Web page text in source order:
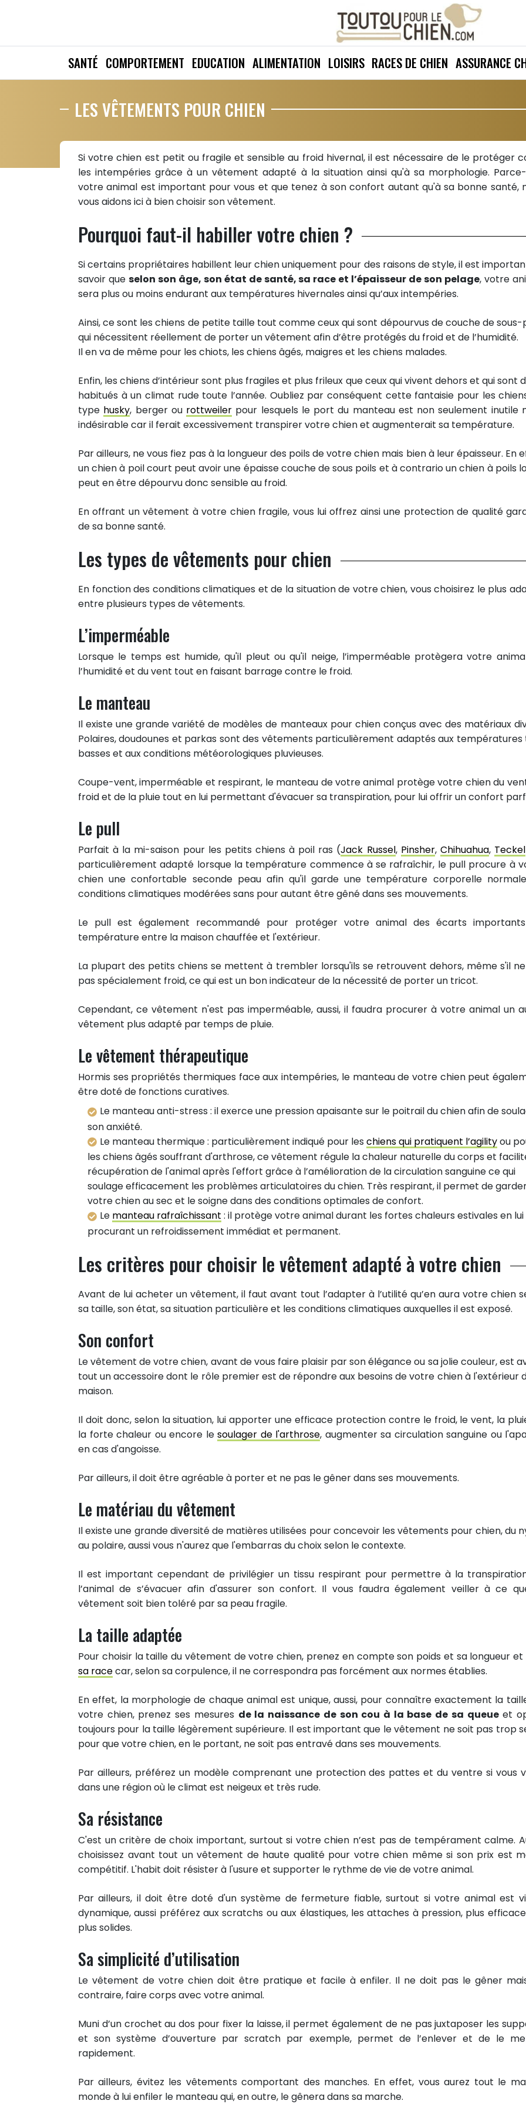
SANTÉ COMPORTEMENT EDUCATION ALIMENTATION LOISIRS RACES DE CHIEN ASSURANCE
LES VÊTEMENTS POUR CHIEN
Partager sur facebook
Partager sur Twitter
Epingler sur Pinterest
Si votre chien est petit ou fragile et sensible au froid hivernal, il est nécessaire de le protéger
les intempéries grâce à un vêtement adapté à la situation ainsi qu'à sa morphologie.
votre animal est important pour vous et que tenez à son confort autant qu'à sa bonne santé,
vous aidons ici à bien choisir son vêtement.
Pourquoi faut-il habiller votre chien ?
Si certains propriétaires habillent leur chien uniquement pour des raisons de style, il est
savoir que selon son âge, son état de santé, sa race et l’épaisseur de son pelage, votre
sera plus ou moins endurant aux températures hivernales ainsi qu’aux intempéries.
Ainsi, ce sont les chiens de petite taille tout comme ceux qui sont dépourvus de couche de sous-
qui nécessitent réellement de porter un vêtement afin d’être protégés du froid et de l’humidité.
Il en va de même pour les chiots, les chiens âgés, maigres et les chiens malades.
Enfin, les chiens d’intérieur sont plus fragiles et plus frileux que ceux qui vivent dehors et qui sont
habitués à un climat rude toute l’année. Oubliez par conséquent cette fantaisie pour les
type husky, berger ou rottweiler pour lesquels le port du manteau est non seulement inutile
indésirable car il ferait excessivement transpirer votre chien et augmenterait sa température.
Par ailleurs, ne vous fiez pas à la longueur des poils de votre chien mais bien à leur épaisseur. En
un chien à poil court peut avoir une épaisse couche de sous poils et à contrario un chien à poils
peut en être dépourvu donc sensible au froid.
En offrant un vêtement à votre chien fragile, vous lui offrez ainsi une protection de qualité
de sa bonne santé.
Les types de vêtements pour chien
En fonction des conditions climatiques et de la situation de votre chien, vous choisirez le plus
entre plusieurs types de vêtements.
L’imperméable
Lorsque le temps est humide, qu'il pleut ou qu'il neige, l’imperméable protègera votre
l’humidité et du vent tout en faisant barrage contre le froid.
Le manteau
Il existe une grande variété de modèles de manteaux pour chien conçus avec des matériaux
Polaires, doudounes et parkas sont des vêtements particulièrement adaptés aux températures
basses et aux conditions météorologiques pluvieuses.
Coupe-vent, imperméable et respirant, le manteau de votre animal protège votre chien du
froid et de la pluie tout en lui permettant d'évacuer sa transpiration, pour lui offrir un confort
Le pull
Parfait à la mi-saison pour les petits chiens à poil ras (Jack Russel, Pinsher, Chihuahua, Teckel
particulièrement adapté lorsque la température commence à se rafraîchir, le pull procure à
chien une confortable seconde peau afin qu'il garde une température corporelle
conditions climatiques modérées sans pour autant être gêné dans ses mouvements.
Le pull est également recommandé pour protéger votre animal des écarts
température entre la maison chauffée et l'extérieur.
La plupart des petits chiens se mettent à trembler lorsqu'ils se retrouvent dehors, même s'il
pas spécialement froid, ce qui est un bon indicateur de la nécessité de porter un tricot.
Cependant, ce vêtement n'est pas imperméable, aussi, il faudra procurer à votre animal un
vêtement plus adapté par temps de pluie.
Le vêtement thérapeutique
Hormis ses propriétés thermiques face aux intempéries, le manteau de votre chien peut
être doté de fonctions curatives.
Le manteau anti-stress : il exerce une pression apaisante sur le poitrail du chien afin de
son anxiété.
Le manteau thermique : particulièrement indiqué pour les chiens qui pratiquent l’agilityou
les chiens âgés souffrant d'arthrose, ce vêtement régule la chaleur naturelle du corps et
récupération de l'animal après l'effort grâce à l’amélioration de la circulation sanguine ce qui
soulage efficacement les problèmes articulatoires du chien. Très respirant, il permet de
votre chien au sec et le soigne dans des conditions optimales de confort.
Le manteau rafraîchissant : il protège votre animal durant les fortes chaleurs estivales en lui
procurant un refroidissement immédiat et permanent.
Les critères pour choisir le vêtement adapté à votre chien
Avant de lui acheter un vêtement, il faut avant tout l’adapter à l’utilité qu’en aura votre chien
sa taille, son état, sa situation particulière et les conditions climatiques auxquelles il est exposé.
Son confort
Le vêtement de votre chien, avant de vous faire plaisir par son élégance ou sa jolie couleur, est
tout un accessoire dont le rôle premier est de répondre aux besoins de votre chien à l'extérieur
maison.
Il doit donc, selon la situation, lui apporter une efficace protection contre le froid, le vent, la
la forte chaleur ou encore le soulager de l'arthrose, augmenter sa circulation sanguine ou
en cas d'angoisse.
Par ailleurs, il doit être agréable à porter et ne pas le gêner dans ses mouvements.
Le matériau du vêtement
Il existe une grande diversité de matières utilisées pour concevoir les vêtements pour chien, du
au polaire, aussi vous n'aurez que l'embarras du choix selon le contexte.
Il est important cependant de privilégier un tissu respirant pour permettre à la
l’animal de s’évacuer afin d'assurer son confort. Il vous faudra également veiller à ce
vêtement soit bien toléré par sa peau fragile.
La taille adaptée
Pour choisir la taille du vêtement de votre chien, prenez en compte son poids et sa longueur et
sa racecar, selon sa corpulence, il ne correspondra pas forcément aux normes établies.
En effet, la morphologie de chaque animal est unique, aussi, pour connaître exactement la
votre chien, prenez ses mesures de la naissance de son cou à la base de sa queueet
toujours pour la taille légèrement supérieure. Il est important que le vêtement ne soit pas trop
pour que votre chien, en le portant, ne soit pas entravé dans ses mouvements.
Par ailleurs, préférez un modèle comprenant une protection des pattes et du ventre si vous
dans une région où le climat est neigeux et très rude.
Sa résistance
C'est un critère de choix important, surtout si votre chien n’est pas de tempérament calme.
choisissez avant tout un vêtement de haute qualité pour votre chien même si son prix est
compétitif. L'habit doit résister à l'usure et supporter le rythme de vie de votre animal.
Par ailleurs, il doit être doté d'un système de fermeture fiable, surtout si votre animal est
dynamique, aussi préférez aux scratchs ou aux élastiques, les attaches à pression, plus
plus solides.
Sa simplicité d’utilisation
Le vêtement de votre chien doit être pratique et facile à enfiler. Il ne doit pas le gêner
contraire, faire corps avec votre animal.
Muni d’un crochet au dos pour fixer la laisse, il permet également de ne pas juxtaposer les
et son système d’ouverture par scratch par exemple, permet de l’enlever et de le
rapidement.
Par ailleurs, évitez les vêtements comportant des manches. En effet, vous aurez tout le
monde à lui enfiler le manteau qui, en outre, le gênera dans sa marche.